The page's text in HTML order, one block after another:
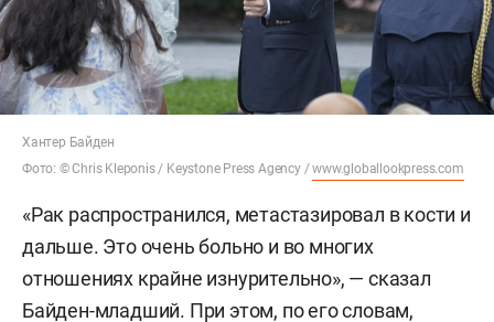
Хантер Байден
Фото: © Chris Kleponis / Keystone Press Agency /www.globallookpress.com
«Рак распространился, метастазировал в кости и
дальше. Это очень больно и во многих
отношениях крайне изнурительно», — сказал
Байден-младший. При этом, по его словам,